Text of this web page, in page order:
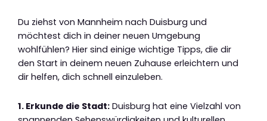
Du ziehst von Mannheim nach Duisburg und
möchtest dich in deiner neuen Umgebung
wohlfühlen? Hier sind einige wichtige Tipps, die dir
den Start in deinem neuen Zuhause erleichtern und
dir helfen, dich schnell einzuleben.
1. Erkunde die Stadt: Duisburg hat eine Vielzahl von